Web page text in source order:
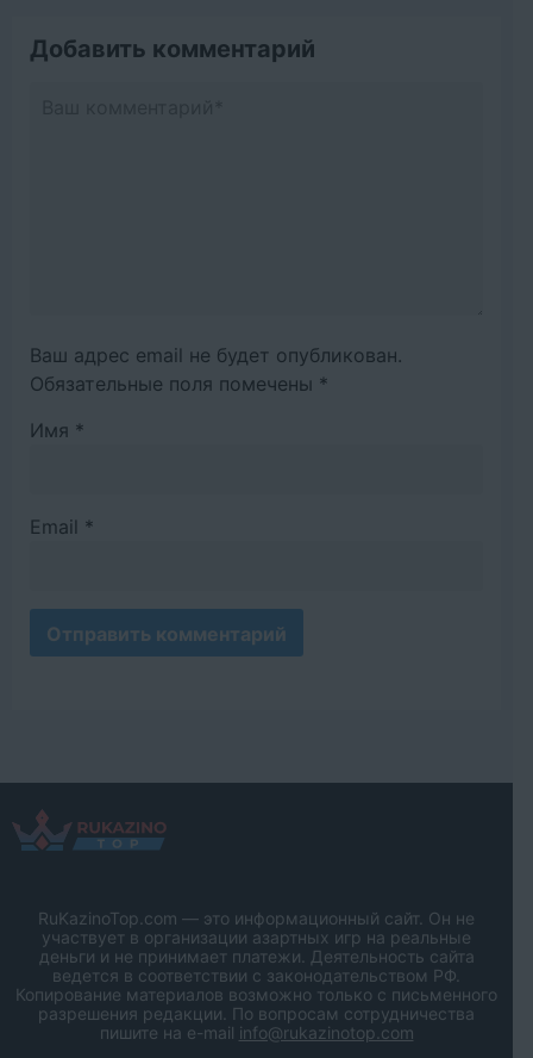
Добавить комментарий
Ваш адрес email не будет опубликован.
Обязательные поля помечены *
Имя *
Email *
RuKazinoTop.com — это информационный сайт. Он не
участвует в организации азартных игр на реальные
деньги и не принимает платежи. Деятельность сайта
ведется в соответствии с законодательством РФ.
Копирование материалов возможно только с письменного
разрешения редакции. По вопросам сотрудничества
пишите на e-mail info@rukazinotop.com